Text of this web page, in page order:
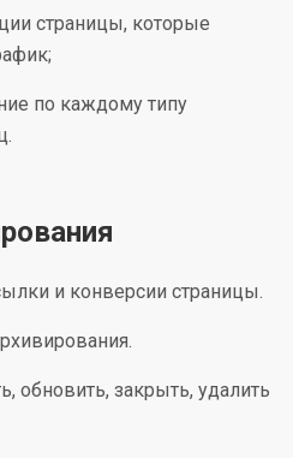
страницы, которые
по каждому типу
и конверсии страницы.
обновить, закрыть, удалить